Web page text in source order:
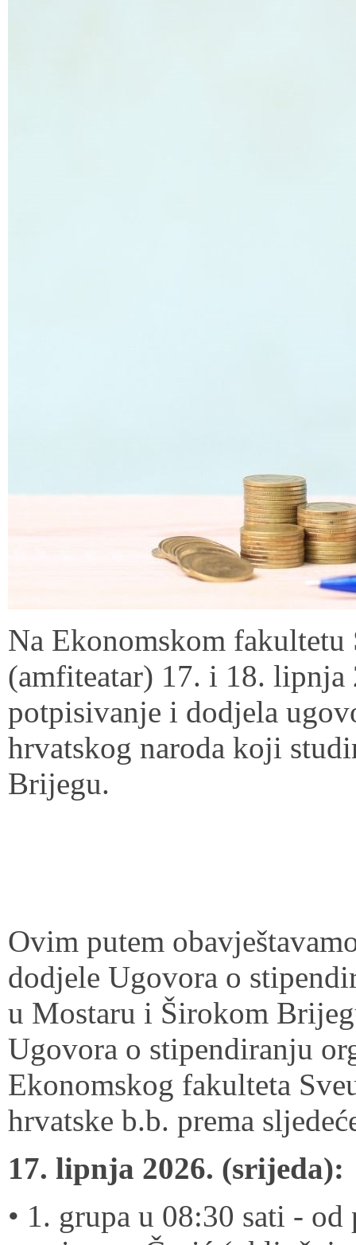
Na Ekonomskom
(amfiteatar) 17. i 18. lipnja
potpisivanje i dodjela
hrvatskog naroda koji
Brijegu.
Ovim putem
dodjele Ugovora o
u Mostaru i Širokom
Ugovora o stipendiranju
Ekonomskog fakulteta
hrvatske b.b. prema
17. lipnja 2026. (srijeda):
• 1. grupa u 08:30 sati -